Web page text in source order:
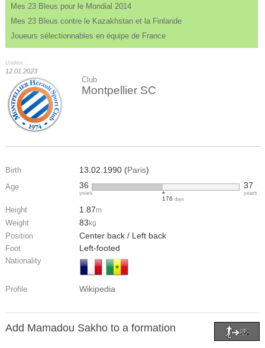
Mes 23 Bleus pour le Mondial 2014
Mes 23 Bleus contre le Kazakhstan et la Finlande
Joueurs sélectionnables en équipe de France
Update :
12.01.2023
Club
Montpellier SC
Birth 13.02.1990 (Paris)
Age 36
years
176 days
37
years
Height 1.87m
Weight 83 kg
Position Center back / Left back
Foot Left-footed
Nationality
Profile Wikipedia
Add Mamadou Sakho to a formation